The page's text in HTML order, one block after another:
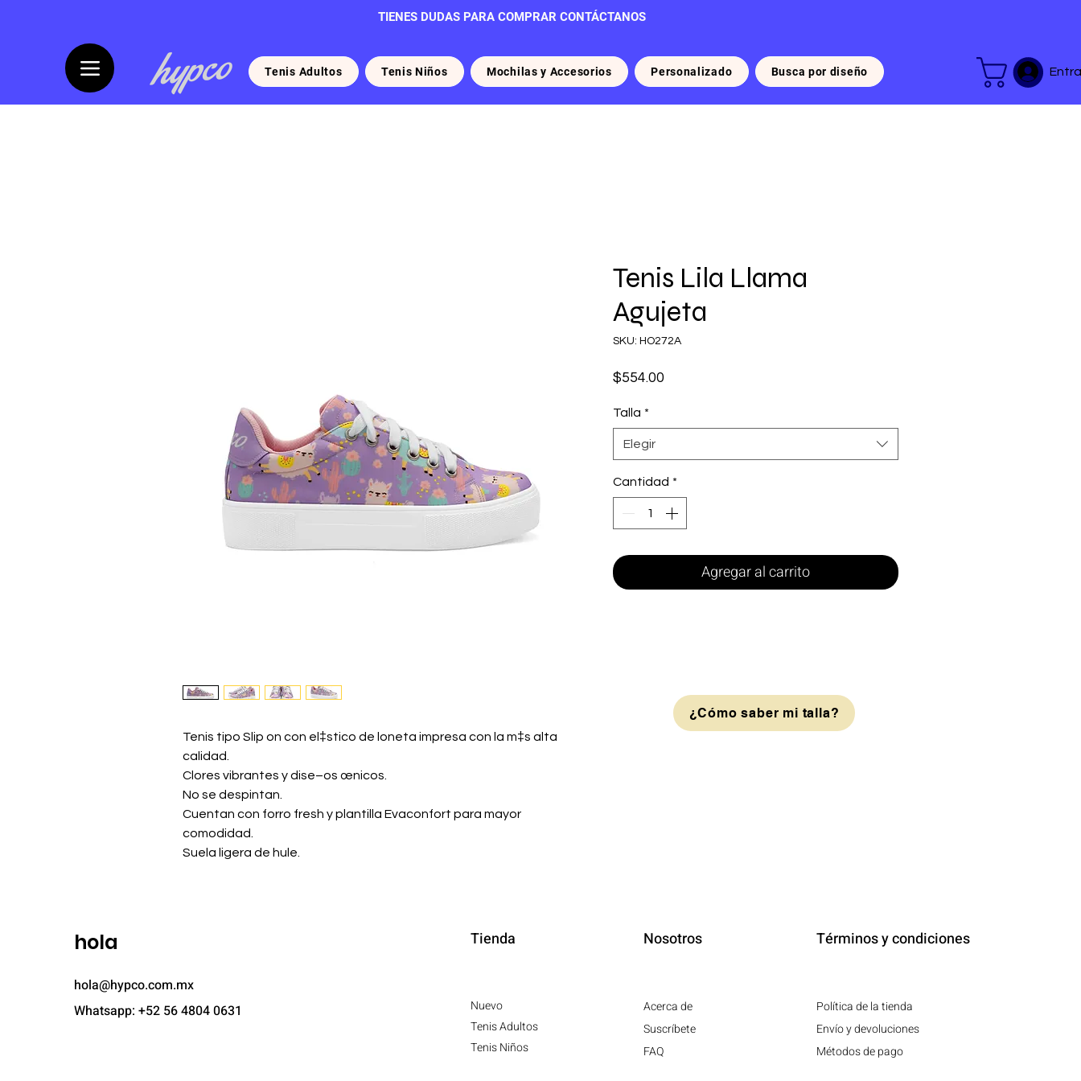
TIENES DUDAS PARA COMPRAR CONTÁCTANOS
Tenis Adultos Tenis Niños Mochilas y Accesorios Personalizado Busca por diseño
Tenis tipo Slip on con el‡stico de loneta impresa con la m‡s alta
calidad.
Clores vibrantes y dise–os œnicos.
No se despintan.
Cuentan con forro fresh y plantilla Evaconfort para mayor
comodidad.
Suela ligera de hule.
Tenis Lila Llama
Agujeta
SKU: HO272A
$554.00
Talla *
Elegir
Cantidad *
Agregar al carrito
¿Cómo saber mi talla?
hola
hola@hypco.com.mx
Whatsapp: +52 56 4804 0631
Tienda
Nuevo
Tenis Adultos
Tenis Niños
Nosotros
Acerca de
Suscríbete
FAQ
Términos y condiciones
Política de la tienda
Envío y devoluciones
Métodos de pago